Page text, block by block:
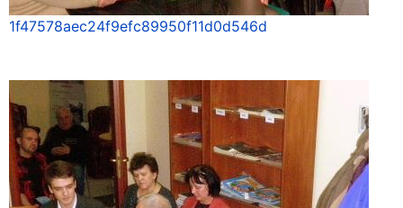
1f47578aec24f9efc89950f11d0d546d